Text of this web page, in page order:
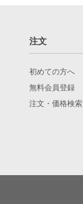
注文
初めての方へ
無料会員登録
注文・価格検索